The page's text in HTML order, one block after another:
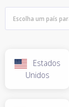
Estados
Unidos